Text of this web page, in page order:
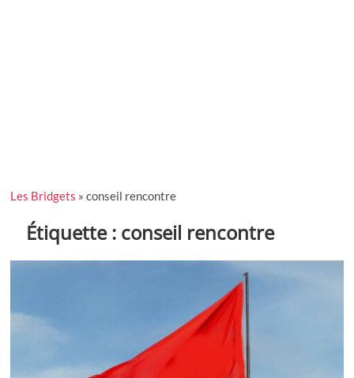
Les Bridgets »conseil rencontre
Étiquette : conseil rencontre